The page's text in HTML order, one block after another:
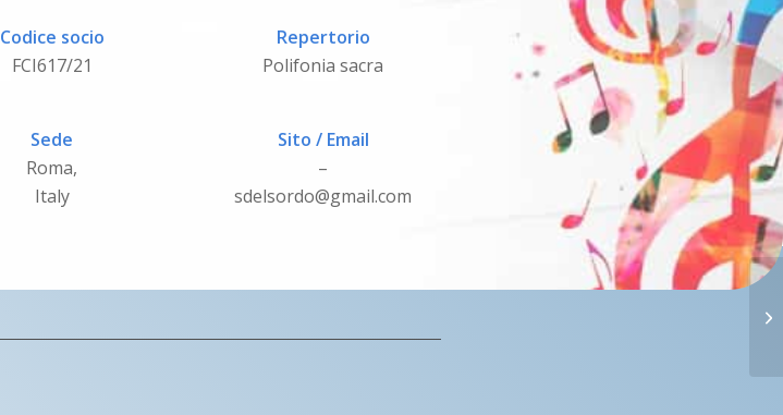
Codice socio
FCI617/21
Sede
Roma,
Italy
Repertorio
Polifonia sacra
Sito / Email
–
sdelsordo@gmail.com